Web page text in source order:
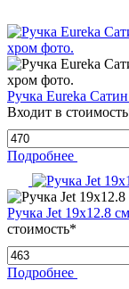
Ручка Eureka
Входит в
Подробнее
Ручка Jet 19х12.8
стоимость*
Подробнее